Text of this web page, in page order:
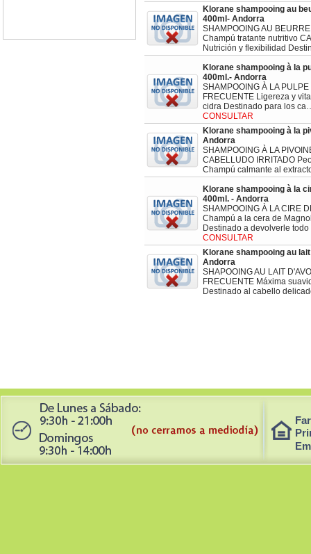
Klorane shampooing au
400ml- Andorra
SHAMPOOING AU
Champú tratante nutritivo
Nutrición y flexibilidad
Klorane shampooing à la
400ml.- Andorra
SHAMPOOING À LA
FRECUENTE Ligereza y
cidra Destinado para los
CONSULTAR
Klorane shampooing à la
Andorra
SHAMPOOING À LA
CABELLUDO IRRITADO
Champú calmante al
Klorane shampooing à la
400ml. - Andorra
SHAMPOOING À LA CIRE
Champú a la cera de
Destinado a devolverle
CONSULTAR
Klorane shampooing au
Andorra
SHAPOOING AU LAIT
FRECUENTE Máxima
Destinado al cabello